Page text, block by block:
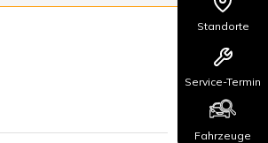
Standorte
Service-Termin
Fahrzeuge